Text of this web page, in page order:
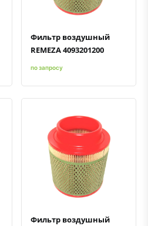
Фильтр воздушный
REMEZA 4093201200
по запросу
Быстрый просмотрДобавить к сравнению
Добавить в избранное
Фильтр воздушный